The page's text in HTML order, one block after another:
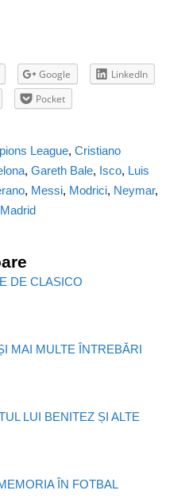
Google
LinkedIn
Pocket
League, Cristiano
, Gareth Bale, Isco, Luis
, Messi, Modrici, Neymar,
DE CLASICO
MAI MULTE ÎNTREBĂRI
LUI BENITEZ ȘI ALTE
ÎN FOTBAL